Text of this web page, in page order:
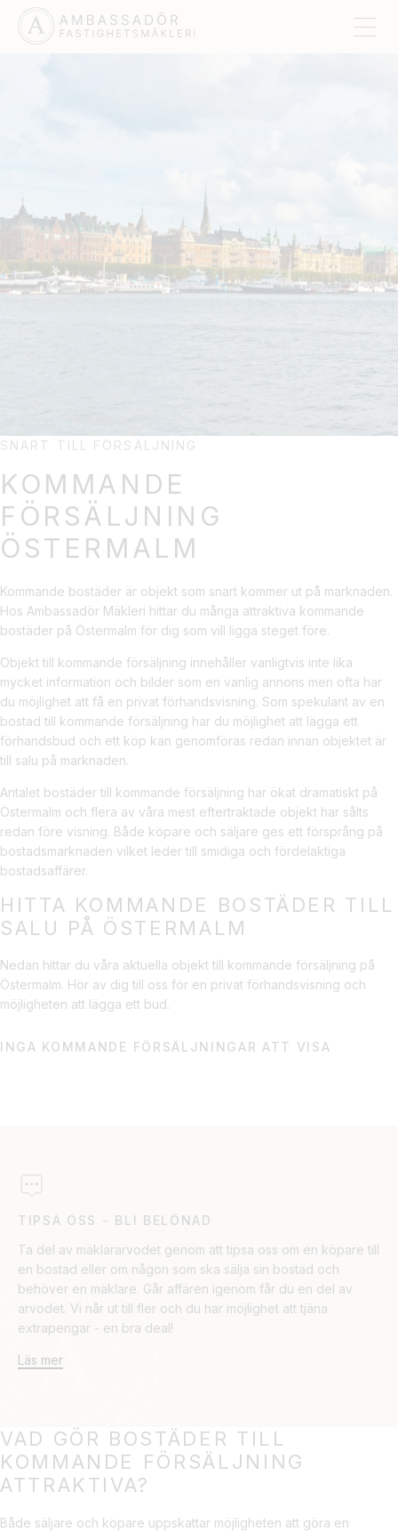
SNART TILL FÖRSÄLJNING
KOMMANDE
FÖRSÄLJNING
ÖSTERMALM
Kommande bostäder är objekt som snart kommer ut på marknaden.
Hos Ambassadör Mäkleri hittar du många attraktiva kommande
bostäder på Östermalm för dig som vill ligga steget före.
Objekt till kommande försäljning innehåller vanligtvis inte lika
mycket information och bilder som en vanlig annons men ofta har
du möjlighet att få en privat förhandsvisning. Som spekulant av en
bostad till kommande försäljning har du möjlighet att lägga ett
förhandsbud och ett köp kan genomföras redan innan objektet är
till salu på marknaden.
Antalet bostäder till kommande försäljning har ökat dramatiskt på
Östermalm och flera av våra mest eftertraktade objekt har sålts
redan före visning. Både köpare och säljare ges ett försprång på
bostadsmarknaden vilket leder till smidiga och fördelaktiga
bostadsaffärer.
HITTA KOMMANDE BOSTÄDER TILL
SALU PÅ ÖSTERMALM
Nedan hittar du våra aktuella objekt till kommande försäljning på
Östermalm. Hör av dig till oss för en privat förhandsvisning och
möjligheten att lägga ett bud.
INGA KOMMANDE FÖRSÄLJNINGAR ATT VISA
TIPSA OSS - BLI BELÖNAD
Ta del av mäklararvodet genom att tipsa oss om en köpare till
en bostad eller om någon som ska sälja sin bostad och
behöver en mäklare. Går affären igenom får du en del av
arvodet. Vi når ut till fler och du har möjlighet att tjäna
extrapengar - en bra deal!
Läs mer
VAD GÖR BOSTÄDER TILL
KOMMANDE FÖRSÄLJNING
ATTRAKTIVA?
Både säljare och köpare uppskattar möjligheten att göra en